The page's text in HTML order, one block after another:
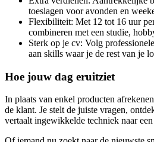
toeslagen voor avonden en
Flexibiliteit: Met 12 tot 16 uur
combineren met een studie,
Sterk op je cv: Volg
aan skills waar je de rest van je
Hoe jouw dag eruitziet
In plaats van enkel producten
de klant. Je stelt de juiste vragen,
vertaalt ingewikkelde techniek naar